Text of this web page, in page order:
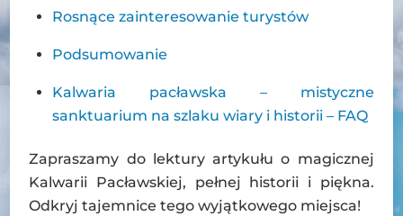
Rosnące zainteresowanie turystów
Podsumowanie
Kalwaria pacławska – mistyczne
sanktuarium na szlaku wiary i historii – FAQ
Zapraszamy do lektury artykułu o magicznej
Kalwarii Pacławskiej, pełnej historii i piękna.
Odkryj tajemnice tego wyjątkowego miejsca!